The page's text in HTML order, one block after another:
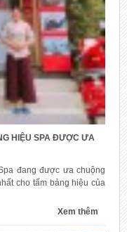
HIỆU SPA ĐƯỢC ƯA
đang được ưa chuộng
cho tấm bảng hiệu của
Xem thêm